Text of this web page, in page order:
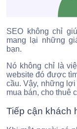
SEO không chỉ
mang lại những
bạn.
Nó không chỉ là
website đó được
cầu. Vậy, những lợi
mua bán, cho thuê
Tiếp cận khách